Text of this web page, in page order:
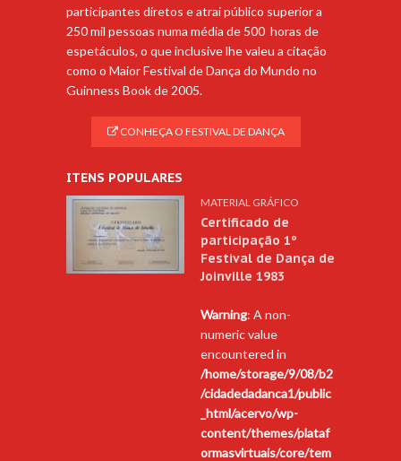
participantes diretos e atrai público superior a
250 mil pessoas numa média de 500 horas de
espetáculos, o que inclusive lhe valeu a citação
como o Maior Festival de Dança do Mundo no
Guinness Book de 2005.
CONHEÇA O FESTIVAL DE DANÇA
ITENS POPULARES
MATERIAL GRÁFICO
Certificado de
participação 1º
Festival de Dança de
Joinville 1983
Warning: A non-
numeric value
encountered in
/home/storage/9/08/b2
/cidadedadanca1/public
_html/acervo/wp-
content/themes/plataf
ormasvirtuais/core/tem